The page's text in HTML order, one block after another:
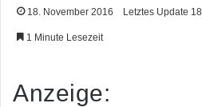
18. November 2016 Letztes Update
1 Minute Lesezeit
Anzeige: